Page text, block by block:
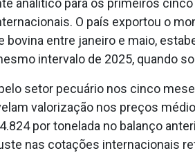
analítico para os primeiros
O país exportou o
bovina entre janeiro e maio,
intervalo de 2025, quando
setor pecuário nos cinco
valorização nos preços
por tonelada no balanço
nas cotações internacionais